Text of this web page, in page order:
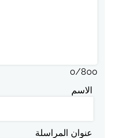
0/800
الاسم
عنوان المراسلة